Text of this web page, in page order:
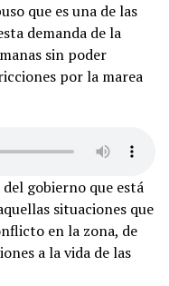
que es una de las
demanda de la
sin poder
por la marea
gobierno que está
situaciones que
en la zona, de
a la vida de las